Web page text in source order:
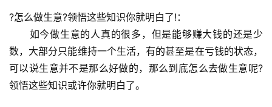
?怎么做生意?领悟这些知识你就明白了!：
如今做生意的人真的很多，但是能够赚大钱的还是少
数，大部分只能维持一个生活，有的甚至是在亏钱的状态，
可以说生意并不是那么好做的，那么到底怎么去做生意呢?
领悟这些知识或许你就明白了。